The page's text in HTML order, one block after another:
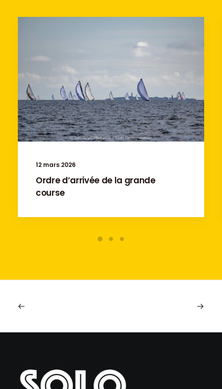
12 mars 2026
Ordre d’arrivée de la grande
course